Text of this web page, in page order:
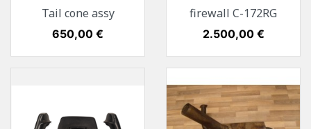
Tail cone assy
Preis
650,00 €
firewall C-172RG
Preis
2.500,00 €